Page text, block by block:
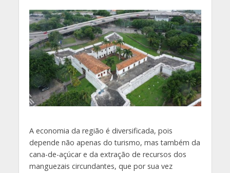
A economia da região é diversificada, pois
depende não apenas do turismo, mas também da
cana-de-açúcar e da extração de recursos dos
manguezais circundantes, que por sua vez